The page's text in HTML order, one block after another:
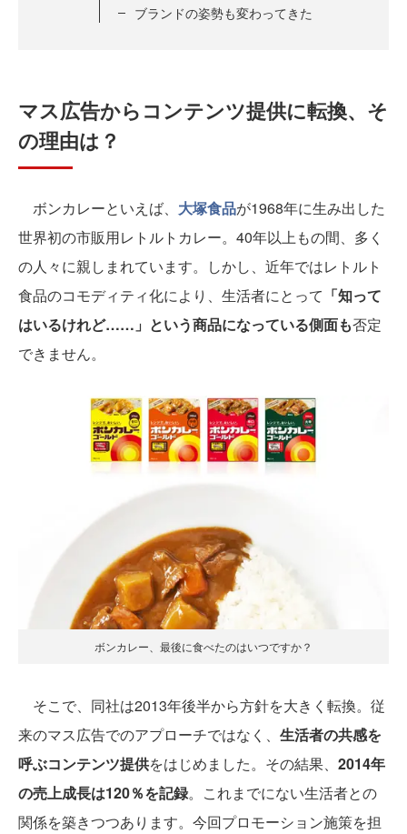
ブランドの姿勢も変わってきた
マス広告からコンテンツ提供に転換、そ
の理由は？
ボンカレーといえば、 大塚食品が1968年に生み出した
世界初の市販用レトルトカレー。40年以上もの間、多く
の人々に親しまれています。しかし、近年ではレトルト
食品のコモディティ化により、生活者にとって 「知って
はいるけれど……」という商品になっている側面も否定
できません。
ボンカレー、最後に食べたのはいつですか？
そこで、同社は2013年後半から方針を大きく転換。従
来のマス広告でのアプローチではなく、 生活者の共感を
呼ぶコンテンツ提供をはじめました。その結果、 2014年
の売上成長は120％を記録。これまでにない生活者との
関係を築きつつあります。今回プロモーション施策を担